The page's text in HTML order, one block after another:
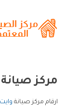
مركز صيانة
ارقام مركز صيانة